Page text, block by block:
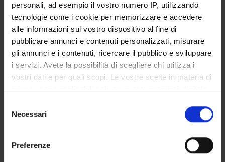
personali, ad esempio il vostro numero IP, utilizzando
tecnologie come i cookie per memorizzare e accedere
alle informazioni sul vostro dispositivo al fine di
pubblicare annunci e contenuti personalizzati, misurare
gli annunci e i contenuti, ricercare il pubblico e sviluppare
i servizi. Avete la possibilità di scegliere chi utilizza i
vostri dati e per quali scopi. Le vostre scelte in materia di
privacy sono applicabili solo su questa proprietà digitale
modificare o revocare il proprio consenso in qualsiasi
momento dalla Dichiarazione sui cookie o facendo clic
delNecessari
Preferenze
Calendario esami
Bacheca avvisi
Proposte tesi e stage
Organi collegiali e di governo
Docenti
CORSI DI STUDIO
DOTTORATI, MASTER E FORMAZIONE SUPERIORE